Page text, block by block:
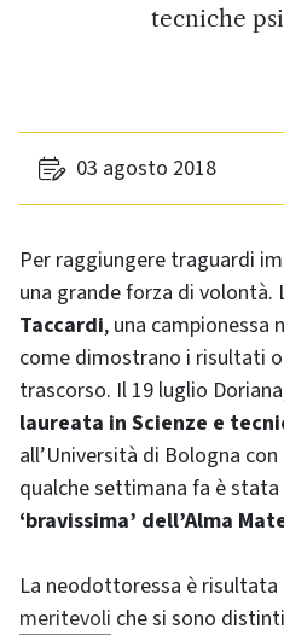
tecniche
03 agosto 2018
Per raggiungere traguardi
una grande forza di volontà.
Taccardi, una campionessa
come dimostrano i risultati
trascorso. Il 19 luglio
laureata in Scienze e
all’Università di Bologna con
qualche settimana fa è
‘bravissima’ dell’Alma
La neodottoressa è
meritevoli che si sono